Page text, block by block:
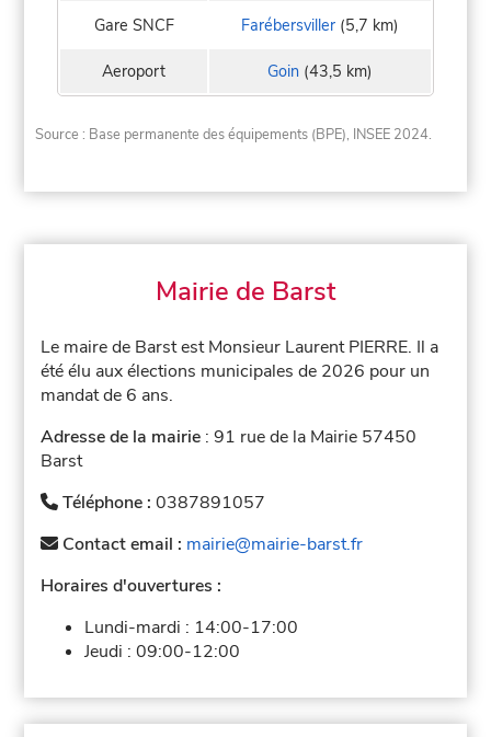
Gare SNCF Farébersviller (5,7 km)
Aeroport Goin (43,5 km)
Source : Base permanente des équipements (BPE), INSEE 2024.
Mairie de Barst
Le maire de Barst est Monsieur Laurent PIERRE. Il a
été élu aux élections municipales de 2026 pour un
mandat de 6 ans.
Adresse de la mairie : 91 rue de la Mairie 57450
Barst
Téléphone :0387891057
Contact email : mairie@mairie-barst.fr
Horaires d'ouvertures :
Lundi-mardi : 14:00-17:00
Jeudi :09:00-12:00